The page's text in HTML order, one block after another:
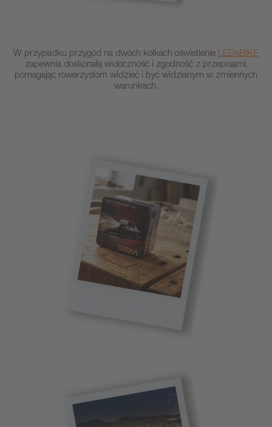
W przypadku przygód na dwóch kółkach oświetlenie LEDsBIKE
zapewnia doskonałą widoczność i zgodność z przepisami,
pomagając rowerzystom widzieć i być widzianym w zmiennych
warunkach.